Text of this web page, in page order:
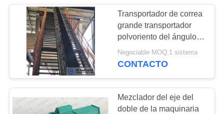
VIAJE
FÁBRICA
CONTROL
DE
Línea de producción
de magnesio
19
Transportador de correa
grande transportador
polvoriento del ángulo
del equipo 300m3/H el
90°
Negociable MOQ:1 sistema
CONTACTO
Mezclador del eje del
doble de la maquinaria